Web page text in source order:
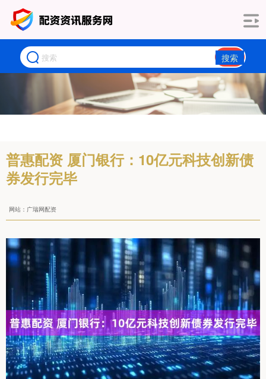
搜索
普惠配资 厦门银行：10亿元科技创新债
券发行完毕
网站：广瑞网配资